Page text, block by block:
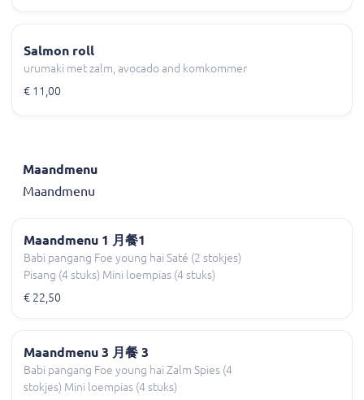
Salmon roll
urumaki met zalm, avocado and komkommer
€ 11,00
Maandmenu
Maandmenu
Maandmenu 1 月餐1
Babi pangang Foe young hai Saté (2 stokjes)
Pisang (4 stuks) Mini loempias (4 stuks)
€ 22,50
Maandmenu 3 月餐 3
Babi pangang Foe young hai Zalm Spies (4
stokjes) Mini loempias (4 stuks)